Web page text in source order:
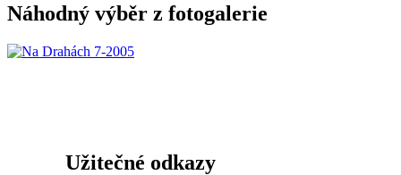
Náhodný výběr z fotogalerie
Užitečné odkazy